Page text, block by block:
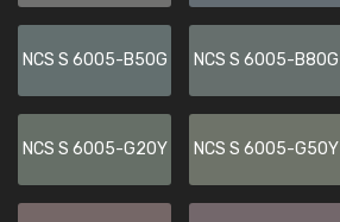
NCS S 6005-B50G NCS S 6005-B80G
NCS S 6005-G20Y NCS S 6005-G50Y